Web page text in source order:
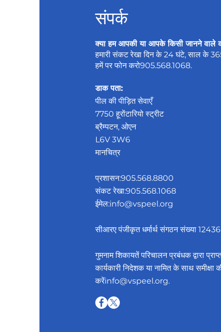
संपर्क
क्या हम आपकी या आपके किसी जानने
हमारी संकट रेखा दिन के 24 घंटे, साल के
हमें पर फोन करो905.568.1068.
डाक पता:
पील की पीड़ित सेवाएँ
7750 हूरोंटारियो स्ट्रीट
ब्रैम्पटन, ओएन
L6V 3W6
मानचित्र
प्रशासन:905.568.8800
संकट रेखा:905.568.1068
ईमेल:info@vspeel.org
सीआरए पंजीकृत धर्मार्थ संगठन संख्या
गुमनाम शिकायतें परिचालन प्रबंधक द्वारा
कार्यकारी निदेशक या नामित के साथ
करेंinfo@vspeel.org.